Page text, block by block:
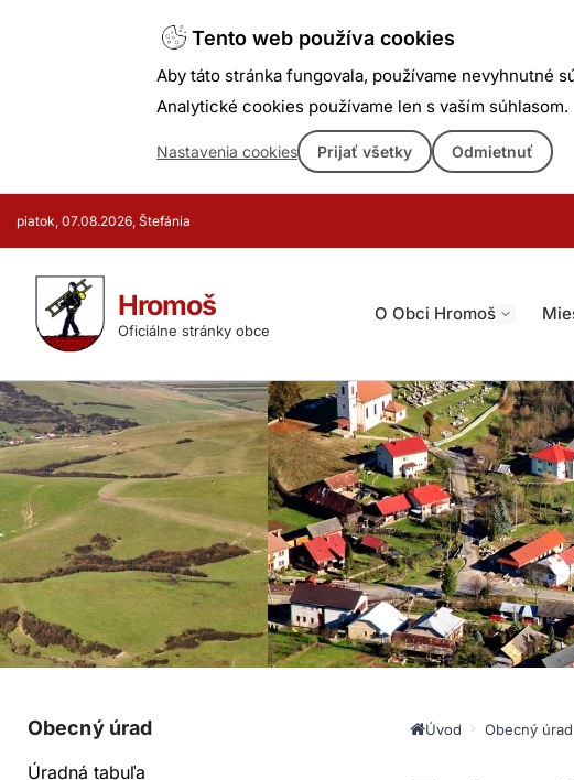
Tento web používa cookies
Aby táto stránka fungovala, používame nevyhnutné
Analytické cookies používame len s vaším súhlasom.
Nastavenia cookies Prijať všetky Odmietnuť
piatok, 07.08.2026, Štefánia
Hromoš
Oficiálne stránky obce
O Obci Hromoš
Obecný úrad
Úradná tabuľa
Úvod Obecný úrad